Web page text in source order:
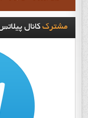
مشترککانال